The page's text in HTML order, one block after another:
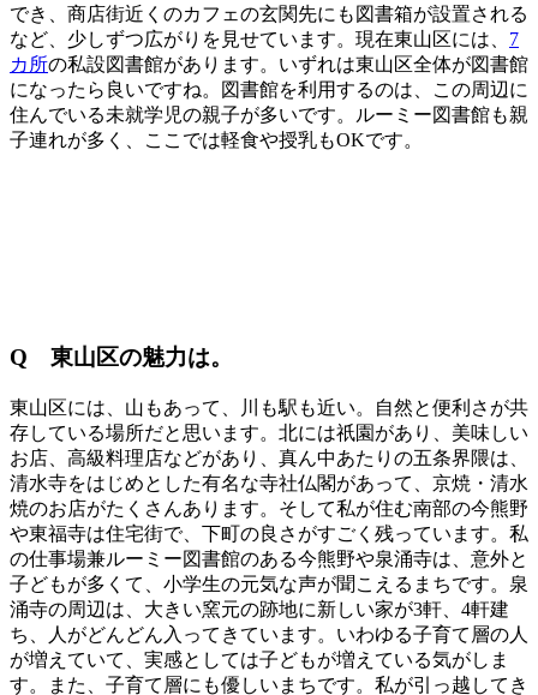
でき、商店街近くのカフェの玄関先にも図書箱が設置される
など、少しずつ広がりを見せています。現在東山区には、 7
カ所の私設図書館があります。いずれは東山区全体が図書館
になったら良いですね。図書館を利用するのは、この周辺に
住んでいる未就学児の親子が多いです。ルーミー図書館も親
子連れが多く、ここでは軽食や授乳もOKです。
Q 東山区の魅力は。
東山区には、山もあって、川も駅も近い。自然と便利さが共
存している場所だと思います。北には祇園があり、美味しい
お店、高級料理店などがあり、真ん中あたりの五条界隈は、
清水寺をはじめとした有名な寺社仏閣があって、京焼・清水
焼のお店がたくさんあります。そして私が住む南部の今熊野
や東福寺は住宅街で、下町の良さがすごく残っています。私
の仕事場兼ルーミー図書館のある今熊野や泉涌寺は、意外と
子どもが多くて、小学生の元気な声が聞こえるまちです。泉
涌寺の周辺は、大きい窯元の跡地に新しい家が3軒、4軒建
ち、人がどんどん入ってきています。いわゆる子育て層の人
が増えていて、実感としては子どもが増えている気がしま
す。また、子育て層にも優しいまちです。私が引っ越してき